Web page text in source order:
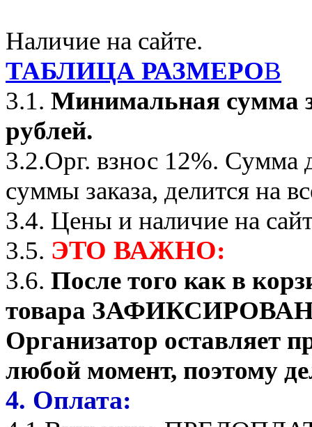
Наличие на сайте.
ТАБЛИЦА РАЗМЕРОВ
3.1. Минимальная сумма
рублей.
3.2.Орг. взнос 12%. Сумма
суммы заказа, делится на
3.4. Цены и наличие на
3.5. ЭТО ВАЖНО:
3.6. После того как в
товара ЗАФИКСИРОВАНО
Организатор оставляет
любой момент, поэтому
4. Оплата: